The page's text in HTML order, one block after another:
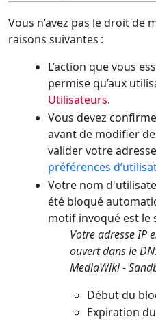
Vous n’avez pas le droit de
raisons suivantes :
L’action que vous
permise qu’aux
Utilisateurs.
Vous devez
avant de modifier
valider votre
préférences
Votre nom
été bloqué
motif invoqué est le
Votre adresse IP
ouvert dans le
MediaWiki -
Début du
Expiration